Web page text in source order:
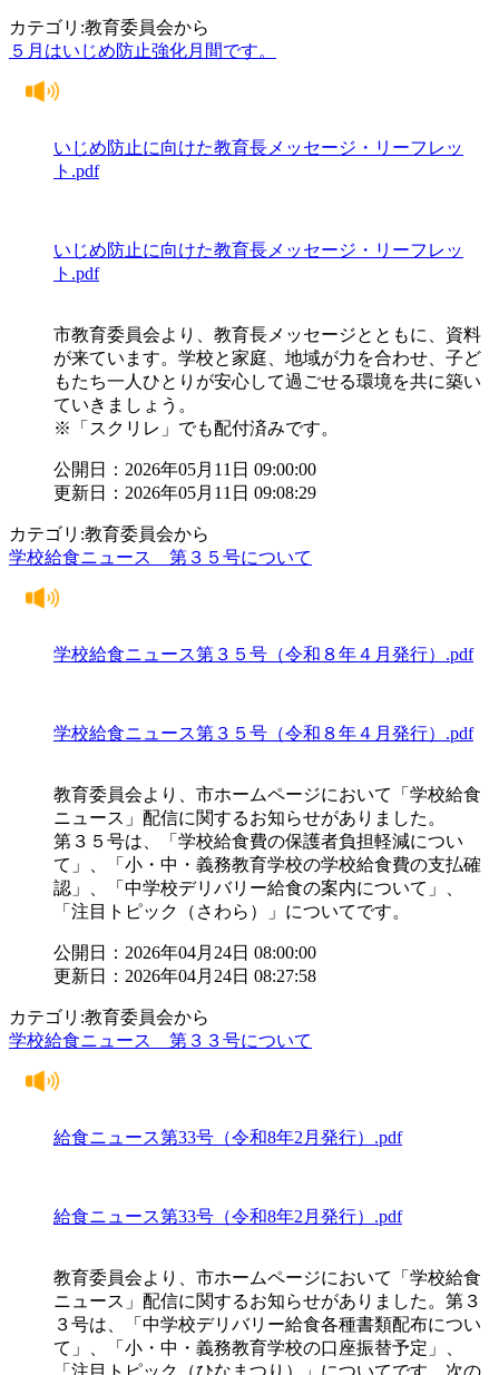
カテゴリ:教育委員会から
５月はいじめ防止強化月間です。
いじめ防止に向けた教育長メッセージ・リーフレッ
ト.pdf
いじめ防止に向けた教育長メッセージ・リーフレッ
ト.pdf
市教育委員会より、教育長メッセージとともに、資料
が来ています。学校と家庭、地域が力を合わせ、子ど
もたち一人ひとりが安心して過ごせる環境を共に築い
ていきましょう。
※「スクリレ」でも配付済みです。
公開日：2026年05月11日 09:00:00
更新日：2026年05月11日 09:08:29
カテゴリ:教育委員会から
学校給食ニュース 第３５号について
学校給食ニュース第３５号（令和８年４月発行）.pdf
学校給食ニュース第３５号（令和８年４月発行）.pdf
教育委員会より、市ホームページにおいて「学校給食
ニュース」配信に関するお知らせがありました。
第３５号は、「学校給食費の保護者負担軽減につい
て」、「小・中・義務教育学校の学校給食費の支払確
認」、「中学校デリバリー給食の案内について」、
「注目トピック（さわら）」についてです。
公開日：2026年04月24日 08:00:00
更新日：2026年04月24日 08:27:58
カテゴリ:教育委員会から
学校給食ニュース 第３３号について
給食ニュース第33号（令和8年2月発行）.pdf
給食ニュース第33号（令和8年2月発行）.pdf
教育委員会より、市ホームページにおいて「学校給食
ニュース」配信に関するお知らせがありました。第３
３号は、「中学校デリバリー給食各種書類配布につい
て」、「小・中・義務教育学校の口座振替予定」、
「注目トピック（ひなまつり）」についてです。次の